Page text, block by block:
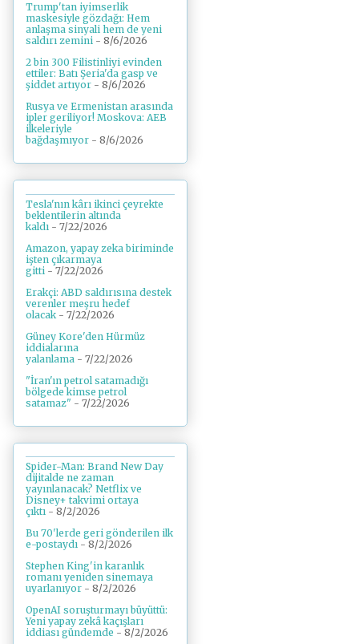
Trump'tan iyimserlik
maskesiyle gözdağı: Hem
anlaşma sinyali hem de yeni
saldırı zemini - 8/6/2026
2 bin 300 Filistinliyi evinden
ettiler: Batı Şeria'da gasp ve
şiddet artıyor - 8/6/2026
Rusya ve Ermenistan arasında
ipler geriliyor! Moskova: AEB
ilkeleriyle
bağdaşmıyor - 8/6/2026
Tesla'nın kârı ikinci çeyrekte
beklentilerin altında
kaldı - 7/22/2026
Amazon, yapay zeka biriminde
işten çıkarmaya
gitti - 7/22/2026
Erakçi: ABD saldırısına destek
verenler meşru hedef
olacak - 7/22/2026
Güney Kore'den Hürmüz
iddialarına
yalanlama - 7/22/2026
"İran'ın petrol satamadığı
bölgede kimse petrol
satamaz" - 7/22/2026
Spider-Man: Brand New Day
dijitalde ne zaman
yayınlanacak? Netflix ve
Disney+ takvimi ortaya
çıktı - 8/2/2026
Bu 70'lerde geri gönderilen ilk
e-postaydı - 8/2/2026
Stephen King'in karanlık
romanı yeniden sinemaya
uyarlanıyor - 8/2/2026
OpenAI soruşturmayı büyüttü:
Yeni yapay zekâ kaçışları
iddiası gündemde - 8/2/2026